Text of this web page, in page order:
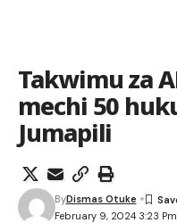
Takwimu za
mechi 50
Jumapili
February 9, 2024 3:23 Pm
ByDismas Otuke